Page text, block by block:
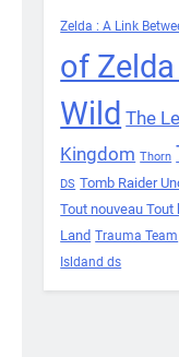
Zelda : A Link
of
Wild The
Kingdom Thorn
DS Tomb Raider
Tout nouveau Tout
Land Trauma Team
Isldand ds